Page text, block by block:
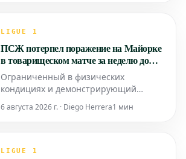
"Комо", стремясь укрепить свой
приобретение. Амин
LIGUE 1
ПСЖ потерпел поражение на Майорке
в товарищеском матче за неделю до
Суперкубка Европы
Ограниченный в физических
кондициях и демонстрирующий
довольно уверенное поражение в
Майорке, завершилась со счетом 0:3.
6 августа 2026 г. · Diego Herrera1 мин
LIGUE 1